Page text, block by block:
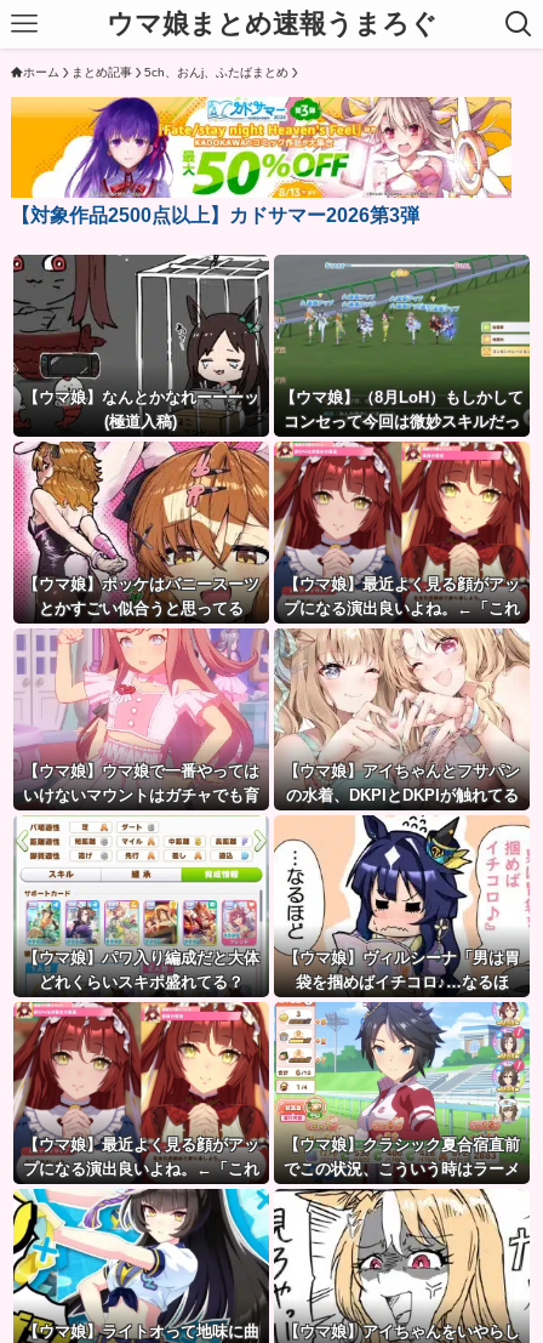
ウマ娘まとめ速報うまろぐ
ホーム まとめ記事 5ch、おんj、ふたばまとめ
【対象作品2500点以上】カドサマー2026第3弾
【ウマ娘】なんとかなれーーーッ
(極道入稿)
【ウマ娘】（8月LoH）もしかして
コンセって今回は微妙スキルだっ
たりするか？
【ウマ娘】ポッケはバニースーツ
とかすごい似合うと思ってる
【ウマ娘】最近よく見る顔がアッ
プになる演出良いよね。←「これ
とかこれとか…」
【ウマ娘】ウマ娘で一番やっては
いけないマウントはガチャでも育
成でもグッズでもなく、これ。
【ウマ娘】アイちゃんとフサパン
の水着、DKPIとDKPIが触れてる
構図が良き…
【ウマ娘】パワ入り編成だと大体
どれくらいスキポ盛れてる？
【ウマ娘】ヴィルシーナ「男は胃
袋を掴めばイチコロ♪…なるほ
ど。」→ 一方ジェンティルさん
（アカン）
【ウマ娘】最近よく見る顔がアッ
プになる演出良いよね。←「これ
とかこれとか…」
【ウマ娘】クラシック夏合宿直前
でこの状況、こういう時はラーメ
ン食べてもいいのかな？
【ウマ娘】ライトオって地味に曲
【ウマ娘】アイちゃんをいやらし